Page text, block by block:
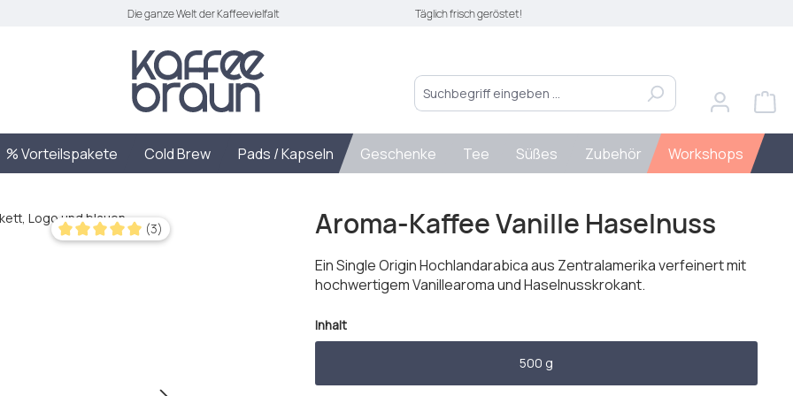
Die ganze Welt der Kaffeevielfalt Täglich frisch geröstet!
% Vorteilspakete Cold Brew Pads / Kapseln Geschenke Tee Süßes Zubehör Workshops
Durchschnittliche Bewertung von 5 von 5 Sternen
(3) Aroma-Kaffee Vanille Haselnuss
Ein Single Origin Hochlandarabica aus Zentralamerika verfeinert mit
hochwertigem Vanillearoma und Haselnusskrokant.
Inhaltauswählen
500 g